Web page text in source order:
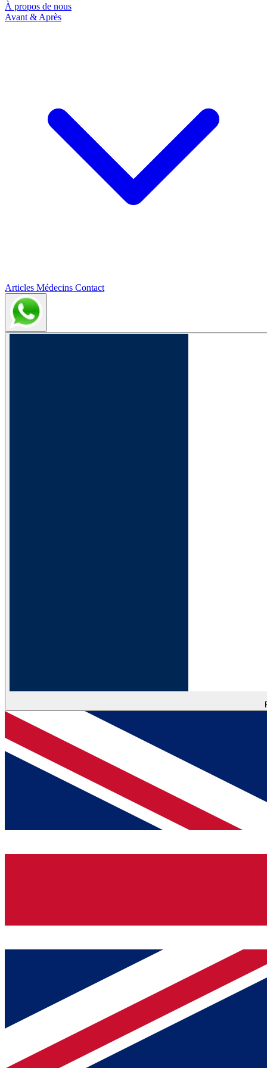
À propos de nous
Avant & Après
Articles Médecins Contact